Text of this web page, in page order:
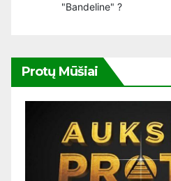
"Bandeline" ?
Protų Mūšiai